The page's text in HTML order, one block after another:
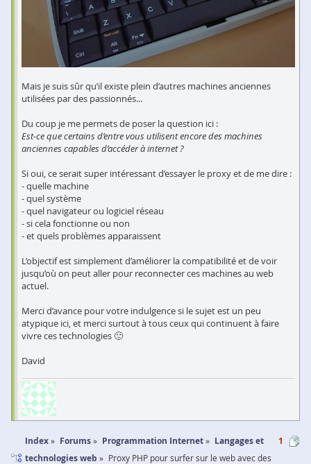
Mais je suis sûr qu’il existe plein d’autres machines anciennes
utilisées par des passionnés...
Du coup je me permets de poser la question ici :
Est-ce que certains d’entre vous utilisent encore des machines
anciennes capables d’accéder à internet ?
Si oui, ce serait super intéressant d’essayer le proxy et de me dire :
- quelle machine
- quel système
- quel navigateur ou logiciel réseau
- si cela fonctionne ou non
- et quels problèmes apparaissent
L’objectif est simplement d’améliorer la compatibilité et de voir
jusqu’où on peut aller pour reconnecter ces machines au web
actuel.
Merci d’avance pour votre indulgence si le sujet est un peu
atypique ici, et merci surtout à tous ceux qui continuent à faire
vivre ces technologies 🙂
David
Index Forums Programmation Internet
Langages et
technologies web
Proxy PHP pour surfer sur le web avec des
1